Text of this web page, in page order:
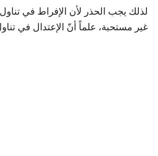
لذلك يجب الحذر لأن الإفراط في
غير مستحبة، علماً أنّ الإعتدال في